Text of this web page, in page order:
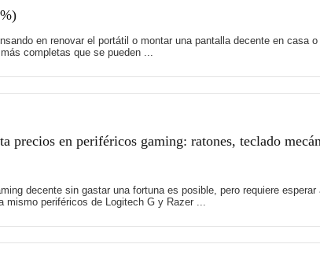
en renovar el portátil o montar una pantalla decente en casa
completas que se pueden ...
precios en periféricos gaming: ratones, teclado
decente sin gastar una fortuna es posible, pero requiere
mismo periféricos de Logitech G y Razer ...